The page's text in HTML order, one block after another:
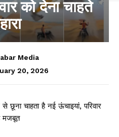
को देना चाहते
Media
20, 2026
छूना चाहता है नई ऊंचाइयां, परिवार
मजबूत